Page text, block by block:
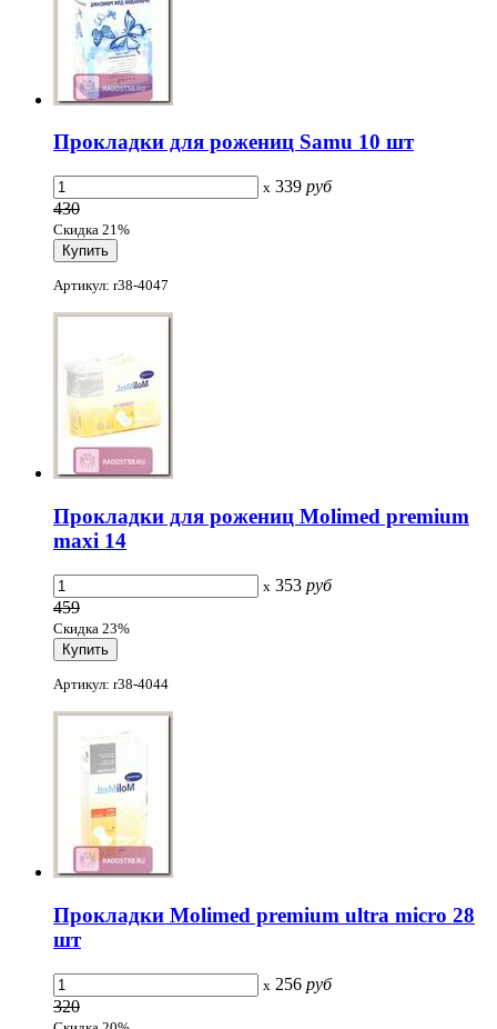
Прокладки для рожениц Samu 10 шт
x 339 руб
430
Скидка 21%
Артикул: r38-4047
Прокладки для рожениц Molimed premium
maxi 14
x 353 руб
459
Скидка 23%
Артикул: r38-4044
Прокладки Molimed premium ultra micro 28
шт
x 256 руб
320